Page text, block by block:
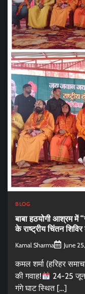
BLOG
बाबा हठयोगी आश्रम
के राष्ट्रीय चिंतन
Kamal Sharma June
कमल शर्मा (हरिहर
की गवाह!
24-25 जून
गंगे घाट स्थित […]